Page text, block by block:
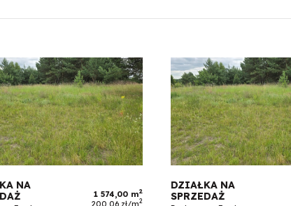
NA
1 574,00 m2
200,06 zł/m2
DZIAŁKA NA
SPRZEDAŻ